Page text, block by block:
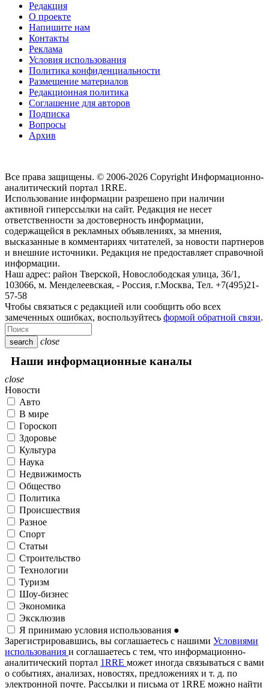
Редакция
О проекте
Напишите нам
Контакты
Реклама
Условия использования
Политика конфиденциальности
Размещение материалов
Редакционная политика
Соглашение для авторов
Подписка
Вопросы
Архив
Все права защищены. © 2006-2026 Copyright Информационно-
аналитический портал 1RRE.
Использование информации разрешено при наличии
активной гиперссылки на сайт. Редакция не несет
ответственности за достоверность информации,
содержащейся в рекламных объявлениях, за мнения,
высказанные в комментариях читателей, за новости партнеров
и внешние источники. Редакция не предоставляет справочной
информации.
Наш адрес: район Тверской, Новослободская улица, 36/1 ,
103066, м. Менделеевская, - Россия, г.Москва, Тел. +7(495)21-
57-58
Чтобы связаться с редакцией или сообщить обо всех
замеченных ошибках, воспользуйтесь формой обратной связи.
search close
Наши информационные каналы
close
Новости
Авто
В мире
Гороскоп
Здоровье
Культура
Наука
Недвижимость
Общество
Политика
Происшествия
Разное
Спорт
Статьи
Строительство
Технологии
Туризм
Шоу-бизнес
Экономика
Эксклюзив
Я принимаю условия использования ●
Зарегистрировавшись, вы соглашаетесь с нашими Условиями
использования и соглашаетесь с тем, что информационно-
аналитический портал 1RRE может иногда связываться с вами
о событиях, анализах, новостях, предложениях и т. д. по
электронной почте. Рассылки и письма от 1RRE можно найти